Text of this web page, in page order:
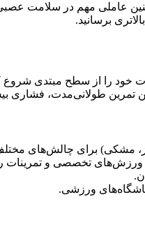
عاملی مهم در سلامت
برسانید.
خود را از سطح مبتدی
طولانی‌مدت، فشاری
ورزش‌های تخصصی و تمرینات
ورزشی.